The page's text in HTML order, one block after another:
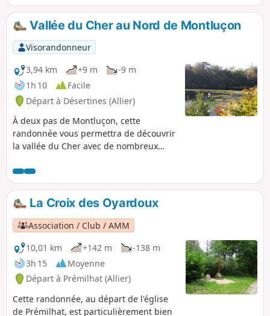
Vallée du Cher au Nord de Montluçon
Visorandonneur
3,94 km
+9 m
-9 m
1h 10
Facile
Départ à Désertines (Allier)
À deux pas de Montluçon, cette
randonnée vous permettra de découvrir
la vallée du Cher avec de nombreux
en longeant les berges de la rivière.
La Croix des Oyardoux
Association / Club / AMM
10,01 km
+142 m
-138 m
3h 15
Moyenne
Départ à Prémilhat (Allier)
Cette randonnée, au départ de l'église
de Prémilhat, est particulièrement bien